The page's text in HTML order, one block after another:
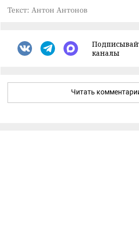
Текст: Антон Антонов
каналы
Читать